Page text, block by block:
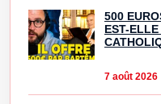
500
EST-
7 août 2026